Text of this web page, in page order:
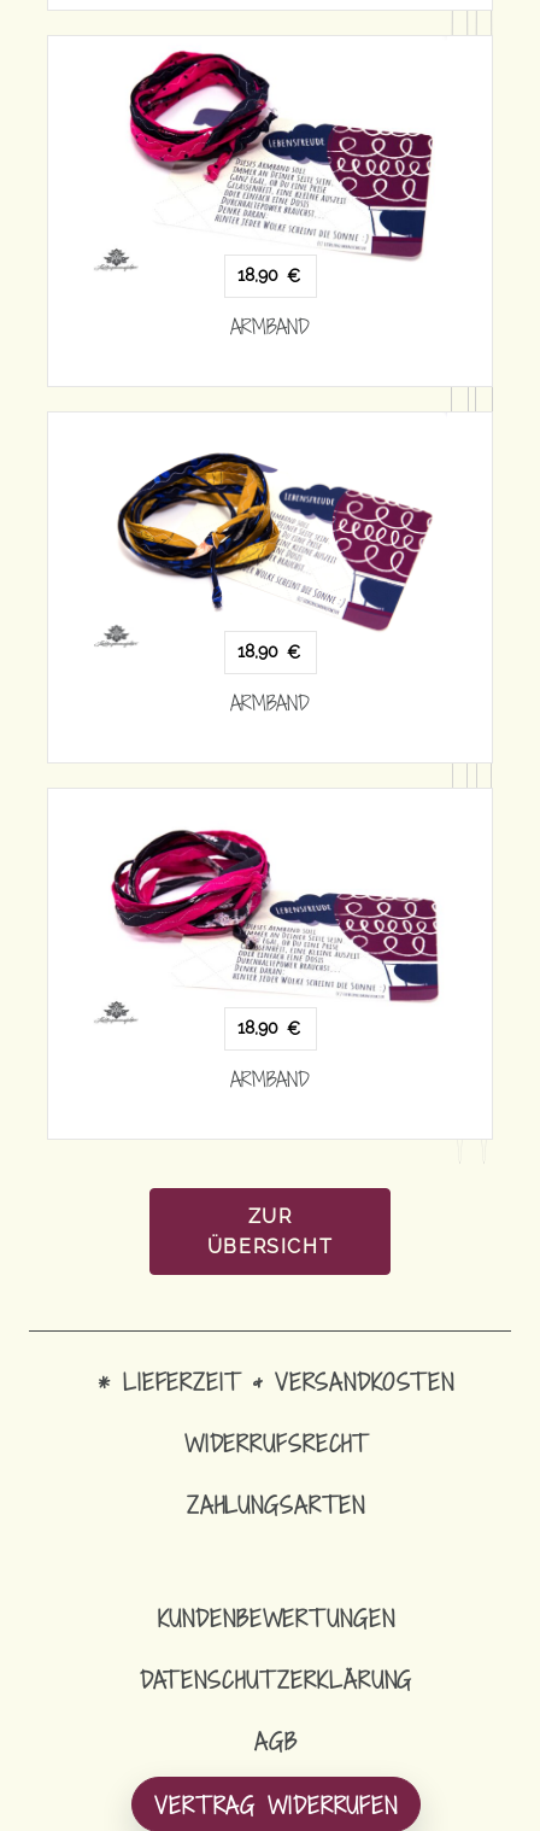
18,90
18,90
18,90
ZUR
ÜBERSICHT
* LIEFERZEIT & VERSANDKOSTEN
WIDERRUFSRECHT
ZAHLUNGSARTEN
KUNDENBEWERTUNGEN
DATENSCHUTZERKLÄRUNG
AGB
VERTRAG WIDERRUFEN